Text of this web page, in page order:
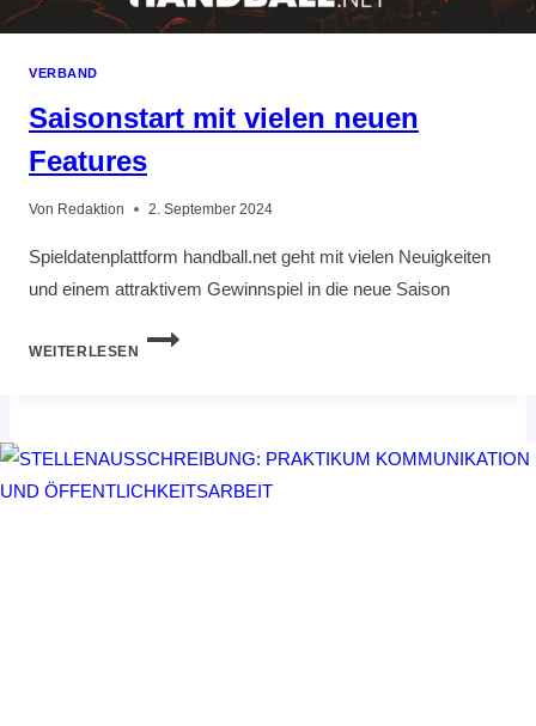
VERBAND
Saisonstart mit vielen neuen
Features
Von Redaktion 2. September 2024
Spieldatenplattform handball.net geht mit vielen Neuigkeiten
und einem attraktivem Gewinnspiel in die neue Saison
WEITERLESEN
SAISONSTART